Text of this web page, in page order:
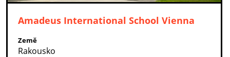
Amadeus International School Vienna
Země
Rakousko